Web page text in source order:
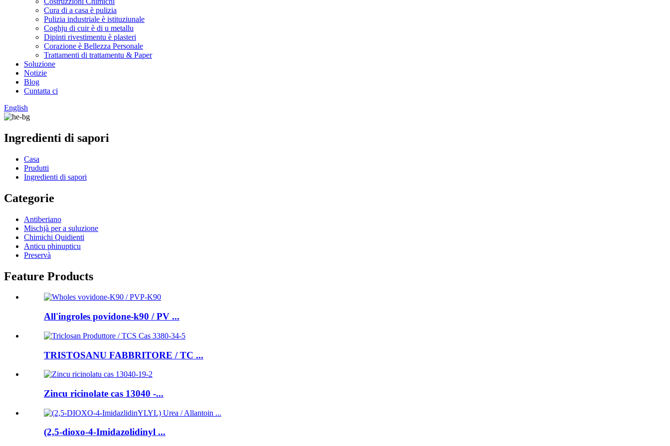
Cura di a casa è pulizia
Pulizia industriale è istituziunale
Coghju di cuir è di u metallu
Dipinti rivestimentu è plasteri
Corazione è Bellezza Personale
Trattamenti di trattamentu & Paper
Soluzione
Notizie
Blog
Cuntatta ci
English
Ingredienti di sapori
Casa
Prudutti
Ingredienti di sapori
Categorie
Antiberiano
Mischjà per a suluzione
Chimichi Quidienti
Anticu phinupticu
Preservà
Feature Products
All'ingroles povidone-k90 / PV ...
TRISTOSANU FABBRITORE / TC ...
Zincu ricinolate cas 13040 -...
(2,5-dioxo-4-Imidazolidinyl ...